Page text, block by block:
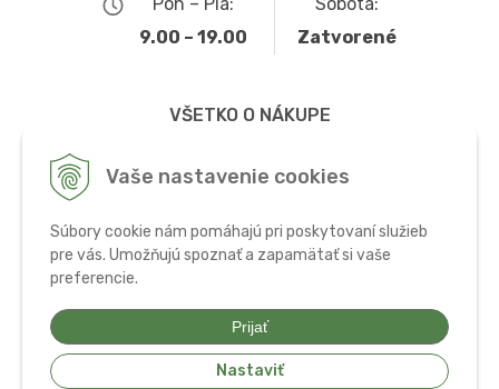
Vaše nastavenie cookies
Súbory cookie nám pomáhajú pri poskytovaní služieb
pre vás. Umožňujú spoznať a zapamätať si vaše
preferencie.
Prijať
Nastaviť
9.00 – 19.00
Zatvorené
VŠETKO O NÁKUPE
Ochrana osobných údajov